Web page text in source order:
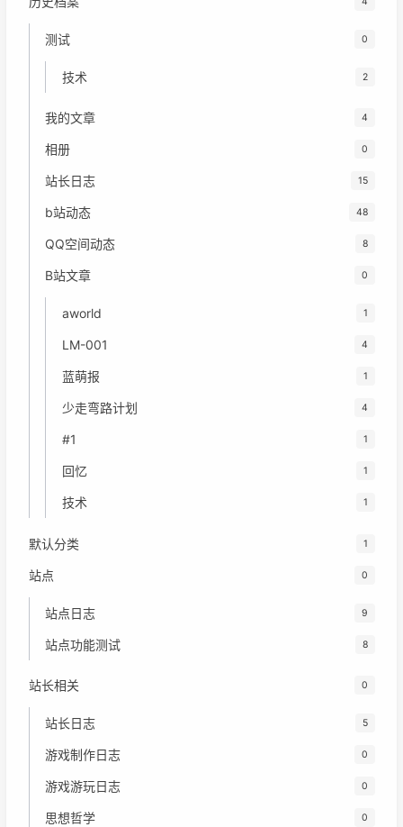
测试 0
技术 2
我的文章 4
相册 0
站长日志 15
b站动态 48
QQ空间动态 8
B站文章 0
aworld 1
LM-001 4
蓝萌报 1
少走弯路计划 4
#1 1
回忆 1
技术 1
默认分类 1
站点 0
站点日志 9
站点功能测试 8
站长相关 0
站长日志 5
游戏制作日志 0
游戏游玩日志 0
思想哲学 0